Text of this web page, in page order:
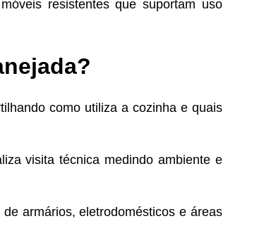
resistentes que suportam uso
como utiliza a cozinha e quais
visita técnica medindo ambiente e
armários, eletrodomésticos e áreas